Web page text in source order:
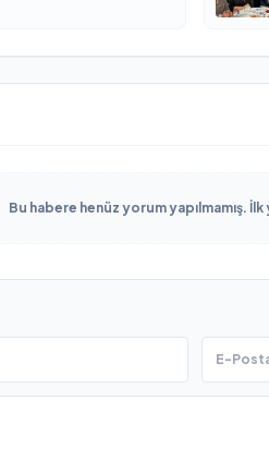
Bu habere henüz yorum yapılmamış. İlk